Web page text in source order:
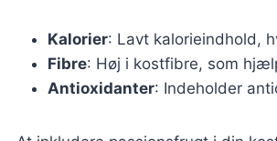
Kalorier: Lavt kalorieindhold,
Fibre: Høj i kostfibre, som
Antioxidanter: Indeholder